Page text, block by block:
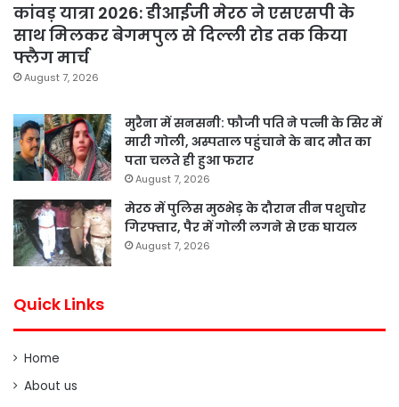
कांवड़ यात्रा 2026: डीआईजी मेरठ ने एसएसपी के
साथ मिलकर बेगमपुल से दिल्ली रोड तक किया
फ्लैग मार्च
August 7, 2026
मुरैना में सनसनी: फौजी पति ने पत्नी के सिर में
मारी गोली, अस्पताल पहुंचाने के बाद मौत का
पता चलते ही हुआ फरार
August 7, 2026
मेरठ में पुलिस मुठभेड़ के दौरान तीन पशुचोर
गिरफ्तार, पैर में गोली लगने से एक घायल
August 7, 2026
Quick Links
Home
About us